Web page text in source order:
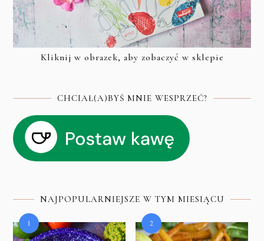
Kliknij w obrazek, aby zobaczyć w sklepie
CHCIAŁ(A)BYŚ MNIE WESPRZEĆ?
NAJPOPULARNIEJSZE W TYM MIESIĄCU